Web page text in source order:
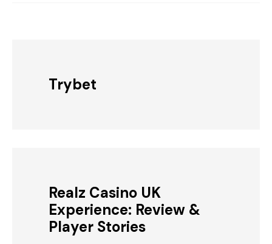
Trybet
Realz Casino UK
Experience: Review &
Player Stories